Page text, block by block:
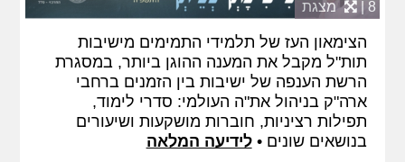
8 | מצגת
הצימאון העז של תלמידי התמימים מישיבות
תות"ל מקבל את המענה ההוגן ביותר, במסגרת
הרשת הענפה של ישיבות בין הזמנים ברחבי
ארה"ק בניהול את"ה העולמי: סדרי לימוד,
תפילות רציניות, חוברות מושקעות ושיעורים
בנושאים שונים •לידיעה המלאה